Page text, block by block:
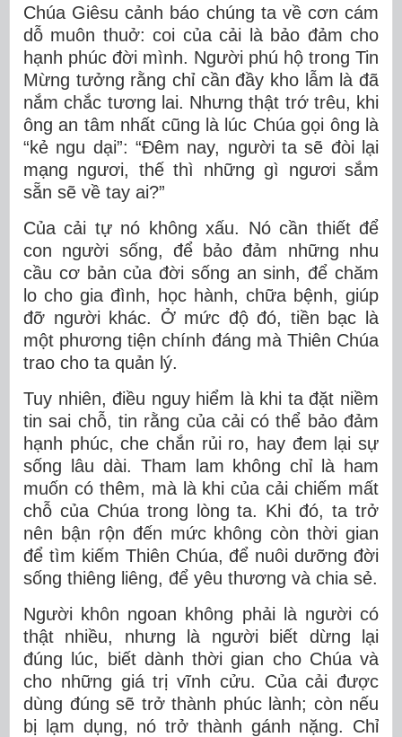
Chúa Giêsu cảnh báo chúng ta về cơn cám
dỗ muôn thuở: coi của cải là bảo đảm cho
hạnh phúc đời mình. Người phú hộ trong Tin
Mừng tưởng rằng chỉ cần đầy kho lẫm là đã
nắm chắc tương lai. Nhưng thật trớ trêu, khi
ông an tâm nhất cũng là lúc Chúa gọi ông là
“kẻ ngu dại”: “Đêm nay, người ta sẽ đòi lại
mạng ngươi, thế thì những gì ngươi sắm
sẵn sẽ về tay ai?”
Của cải tự nó không xấu. Nó cần thiết để
con người sống, để bảo đảm những nhu
cầu cơ bản của đời sống an sinh, để chăm
lo cho gia đình, học hành, chữa bệnh, giúp
đỡ người khác. Ở mức độ đó, tiền bạc là
một phương tiện chính đáng mà Thiên Chúa
trao cho ta quản lý.
Tuy nhiên, điều nguy hiểm là khi tađặt niềm
tin sai chỗ, tin rằng của cải có thể bảo đảm
hạnh phúc, che chắn rủi ro, hay đem lại sự
sống lâu dài. Tham lam không chỉ là ham
muốn có thêm, mà là khi của cải chiếm mất
chỗ của Chúa trong lòng ta. Khi đó, ta trở
nên bận rộn đến mức không còn thời gian
để tìm kiếm Thiên Chúa, để nuôi dưỡng đời
sống thiêng liêng, để yêu thương và chia sẻ.
Người khôn ngoan không phải là người có
thật nhiều, nhưng là người biết dừng lại
đúng lúc, biết dành thời gian cho Chúa và
cho những giá trị vĩnh cửu. Của cải được
dùng đúng sẽ trở thành phúc lành; còn nếu
bị lạm dụng, nó trở thành gánh nặng. Chỉ